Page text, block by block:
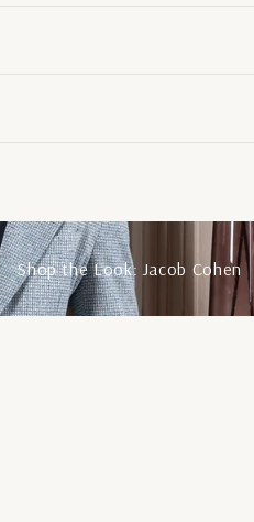
Shop the Look: Jacob Cohen